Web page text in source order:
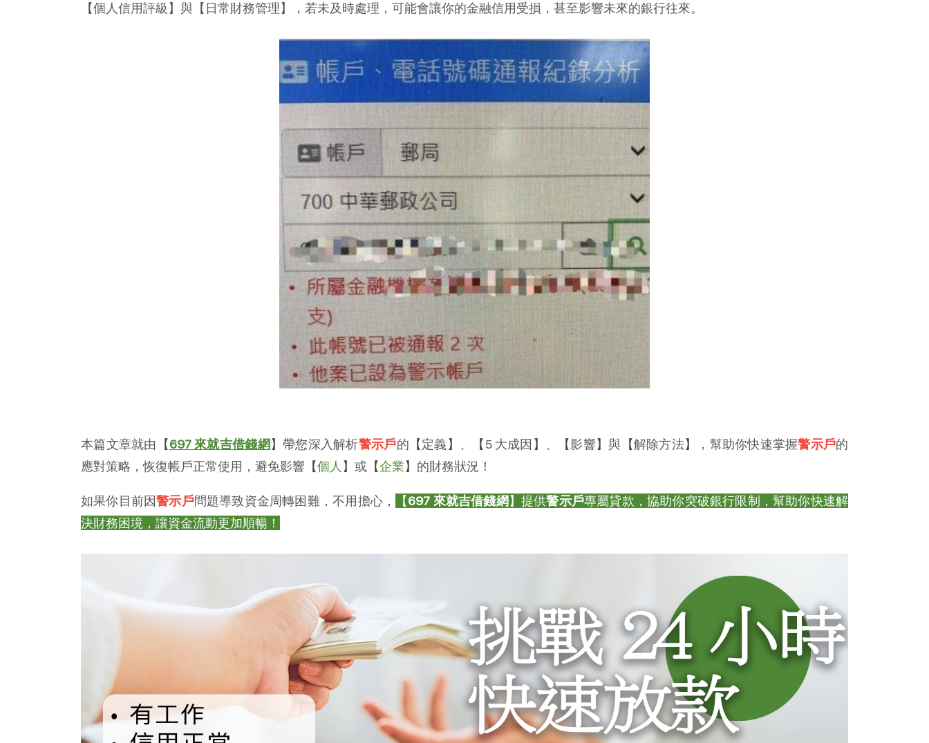
【個人信用評級】與【日常財務管理】，若未及時處理，可能會讓你的金融信用受損，甚至影響未來的銀行往來。
本篇文章就由 【697 來就吉借錢網】帶您深入解析警示戶的 【定義】 、 【5 大成因 】 、 【影響】與 【解除方法】 ，幫助你快速掌握警示戶的
應對策略，恢復帳戶正常使用，避免影響 【個人 】 或 【企業】 的財務狀況！
如果你目前因警示戶問題導致資金周轉困難，不用擔心， 【697 來就吉借錢網】提供警示戶專屬貸款，協助你突破銀行限制，幫助你快速解
決財務困境，讓資金流動更加順暢！